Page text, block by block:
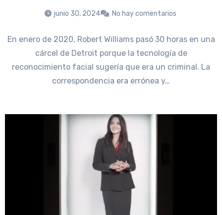
junio 30, 2024 No hay comentarios
En enero de 2020, Robert Williams pasó 30 horas en una
cárcel de Detroit porque la tecnología de
reconocimiento facial sugería que era un criminal. La
correspondencia era errónea y…